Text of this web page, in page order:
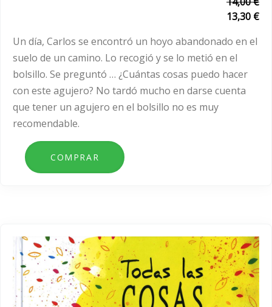
13,30 €
Un día, Carlos se encontró un hoyo abandonado en el
suelo de un camino. Lo recogió y se lo metió en el
bolsillo. Se preguntó … ¿Cuántas cosas puedo hacer
con este agujero? No tardó mucho en darse cuenta
que tener un agujero en el bolsillo no es muy
recomendable.